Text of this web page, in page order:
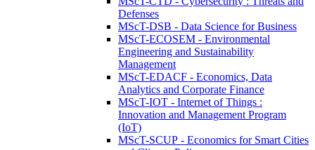
Defenses
MScT-DSB - Data Science for Business
MScT-ECOSEM - Environmental
Engineering and Sustainability
Management
MScT-EDACF - Economics, Data
Analytics and Corporate Finance
MScT-IOT - Internet of Things :
Innovation and Management Program
(IoT)
MScT-SCUP - Economics for Smart Cities